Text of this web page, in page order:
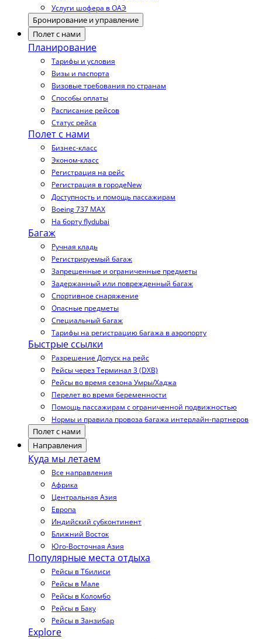
Услуги шофера в ОАЭ
Бронирование и управление
Полет с нами
Планирование
Тарифы и условия
Визы и паспорта
Визовые требования по странам
Способы оплаты
Расписание рейсов
Статус рейса
Полет с нами
Бизнес-класс
Эконом-класс
Регистрация на рейс
Регистрация в городеNew
Доступность и помощь пассажирам
Boeing 737 MAX
На борту flydubai
Багаж
Ручная кладь
Регистрируемый багаж
Запрещенные и ограниченные предметы
Задержанный или поврежденный багаж
Спортивное снаряжение
Опасные предметы
Специальный багаж
Тарифы на регистрацию багажа в аэропорту
Быстрые ссылки
Разрешение Допуск на рейс
Рейсы через Терминал 3 (DXB)
Рейсы во время сезона Умры/Хаджа
Перелет во время беременности
Помощь пассажирам с ограниченной подвижностью
Нормы и правила провоза багажа интерлайн-партнеров
Полет с нами
Направления
Куда мы летаем
Все направления
Африка
Центральная Азия
Европа
Индийский субконтинент
Ближний Восток
Юго-Восточная Азия
Популярные места отдыха
Рейсы в Тбилиси
Рейсы в Мале
Рейсы в Коломбо
Рейсы в Баку
Рейсы в Занзибар
Explore